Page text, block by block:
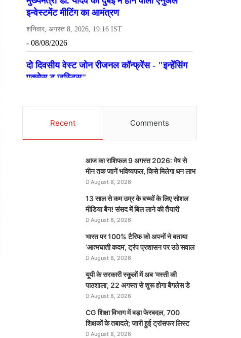
Recent Comments
आज का राशिफल 9 अगस्त 2026: मेष से
मीन तक जानें भविष्यफल, किसे मिलेगा धन लाभ
August 8, 2026
13 साल से कम उम्र के बच्चों के लिए सोशल
मीडिया बैन! संसद में बिल लाने की तैयारी
August 8, 2026
भारत पर 100% टैरिफ को अपनों ने बताया
‘आत्मघाती कदम’, ट्रंप प्रशासन पर उठे सवाल
August 8, 2026
यूपी के सरकारी स्कूलों में अब ‘मस्ती की
पाठशाला’, 22 अगस्त से शुरू होगा बैगलेस डे
August 8, 2026
CG शिक्षा विभाग में बड़ा फेरबदल, 700
शिक्षकों के तबादले; जारी हुई ट्रांसफर लिस्ट
August 8, 2026